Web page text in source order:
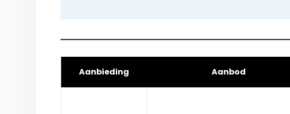
Aanbieding Aanbod